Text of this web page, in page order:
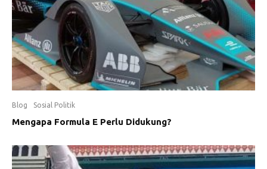
Blog Sosial Politik
Mengapa Formula E Perlu Didukung?